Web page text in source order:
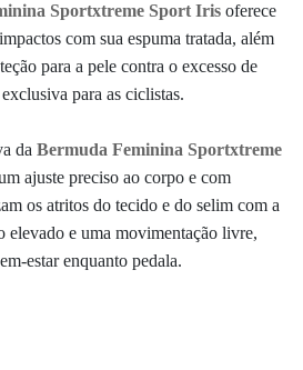
Sportxtreme Sport Iris oferece
com sua espuma tratada, além
para a pele contra o excesso de
para as ciclistas.
da Bermuda Feminina Sportxtreme
ajuste preciso ao corpo e com
os atritos do tecido e do selim com a
elevado e uma movimentação livre,
estar enquanto pedala.